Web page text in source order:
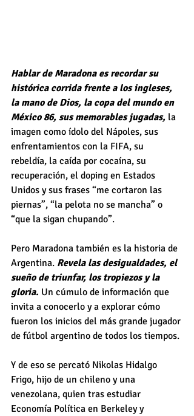
Hablar de Maradona es recordar su
histórica corrida frente a los ingleses,
la mano de Dios, la copa del mundo en
México 86, sus memorables jugadas, la
imagen como ídolo del Nápoles, sus
enfrentamientos con la FIFA, su
rebeldía, la caída por cocaína, su
recuperación, el doping en Estados
Unidos y sus frases “me cortaron las
piernas”, “la pelota no se mancha” o
“que la sigan chupando”.
Pero Maradona también es la historia de
Argentina. Revela las desigualdades, el
sueño de triunfar, los tropiezos y la
gloria. Un cúmulo de información que
invita a conocerlo y a explorar cómo
fueron los inicios del más grande jugador
de fútbol argentino de todos los tiempos.
Y de eso se percató Nikolas Hidalgo
Frigo, hijo de un chileno y una
venezolana, quien tras estudiar
Economía Política en Berkeley y